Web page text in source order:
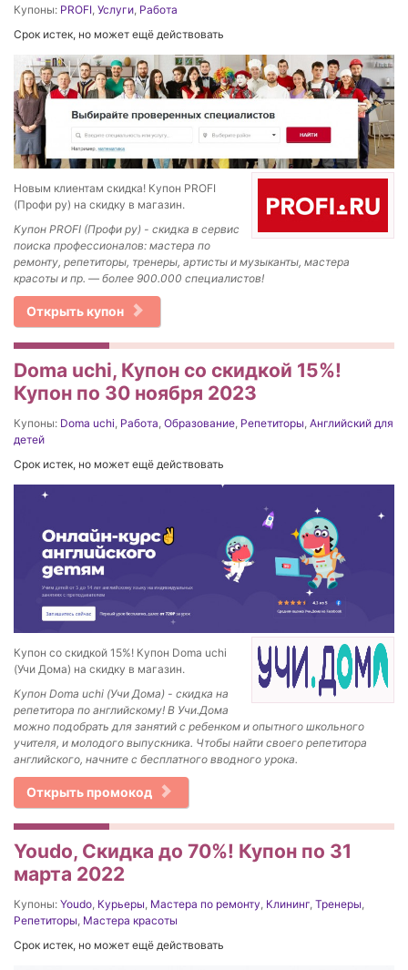
Купоны: PROFI Услуги Работа
Срок истек, но может ещё действовать
Новым клиентам скидка! Купон PROFI
(Профи ру) на скидку в магазин.
Купон PROFI (Профи ру) - скидка в сервис
поиска профессионалов: мастера по
ремонту, репетиторы, тренеры, артисты и музыканты, мастера
красоты и пр. — более 900.000 специалистов!
Открыть купон
Doma uchi, Купон со скидкой 15%!
Купон по 30 ноября 2023
Купоны: Doma uchi Работа Образование Репетиторы Английский для
детей
Срок истек, но может ещё действовать
Купон со скидкой 15%! Купон Doma uchi
(Учи Дома) на скидку в магазин.
Купон Doma uchi (Учи Дома) - скидка на
репетитора по английскому! В Учи.Дома
можно подобрать для занятий с ребенком и опытного школьного
учителя, и молодого выпускника. Чтобы найти своего репетитора
английского, начните с бесплатного вводного урока.
Открыть промокод
Youdo, Скидка до 70%! Купон по 31
марта 2022
Купоны: Youdo Курьеры Мастера по ремонту Клининг Тренеры
Репетиторы Мастера красоты
Срок истек, но может ещё действовать